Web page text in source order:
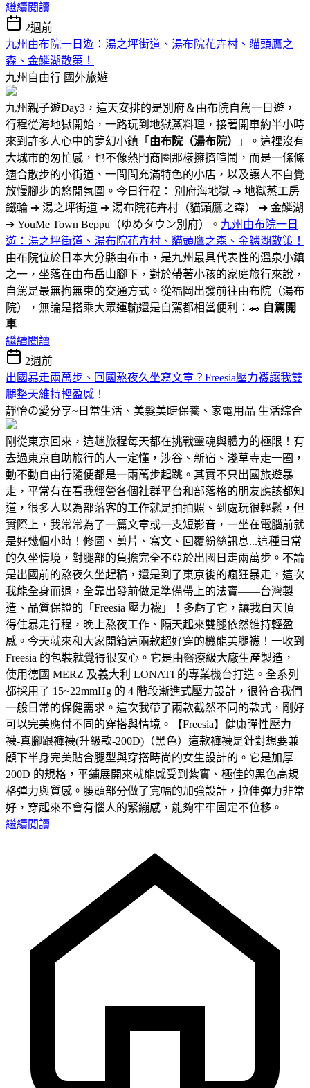
繼續閱讀
2週前
九州由布院一日遊：湯之坪街道、湯布院花卉村、貓頭鷹之
森、金鱗湖散策！
九州自由行 國外旅遊
九州親子遊Day3，這天安排的是別府＆由布院自駕一日遊，
行程從海地獄開始，一路玩到地獄蒸料理，接著開車約半小時
來到許多人心中的夢幻小鎮「 由布院（湯布院）
」。這裡沒有
大城市的匆忙感，也不像熱門商圈那樣擁擠喧鬧，而是一條條
適合散步的小街道、一間間充滿特色的小店，以及讓人不自覺
放慢腳步的悠閒氛圍。今日行程： 別府海地獄 ➔ 地獄蒸工房
鐵輪 ➔ 湯之坪街道 ➔ 湯布院花卉村（貓頭鷹之森） ➔ 金鱗湖
➔ YouMe Town Beppu（ゆめタウン別府）。 九州由布院一日
遊：湯之坪街道、湯布院花卉村、貓頭鷹之森、金鱗湖散策！
由布院位於日本大分縣由布市，是九州最具代表性的溫泉小鎮
之一，坐落在由布岳山腳下，對於帶著小孩的家庭旅行來說，
自駕是最無拘無束的交通方式。從福岡出發前往由布院（湯布
院），無論是搭乘大眾運輸還是自駕都相當便利：🚗 自駕開
車
繼續閱讀
2週前
出國暴走兩萬步、回國熬夜久坐寫文章？Freesia壓力襪讓我雙
腿整天維持輕盈感！
靜怡の愛分享~日常生活、美髮美睫保養、家電用品 生活綜合
剛從東京回來，這趟旅程每天都在挑戰靈魂與體力的極限！有
去過東京自助旅行的人一定懂，涉谷、新宿、淺草寺走一圈，
動不動自由行隨便都是一兩萬步起跳。其實不只出國旅遊暴
走，平常有在看我經營各個社群平台和部落格的朋友應該都知
道，很多人以為部落客的工作就是拍拍照、到處玩很輕鬆，但
實際上，我常常為了一篇文章或一支短影音，一坐在電腦前就
是好幾個小時！修圖、剪片、寫文、回覆紛絲訊息...這種日常
的久坐情境，對腿部的負擔完全不亞於出國日走兩萬步。不論
是出國前的熬夜久坐趕稿，還是到了東京後的瘋狂暴走，這次
我能全身而退，全靠出發前做足準備帶上的法寶——台灣製
造、品質保證的「Freesia 壓力襪」！多虧了它，讓我白天頂
得住暴走行程，晚上熬夜工作、隔天起來雙腿依然維持輕盈
感。今天就來和大家開箱這兩款超好穿的機能美腿襪！一收到
Freesia 的包裝就覺得很安心。它是由醫療級大廠生產製造，
使用德國 MERZ 及義大利 LONATI 的專業機台打造。全系列
都採用了 15~22mmHg 的 4 階段漸進式壓力設計，很符合我們
一般日常的保健需求。這次我帶了兩款截然不同的款式，剛好
可以完美應付不同的穿搭與情境。【Freesia】健康彈性壓力
襪-真腳跟褲襪(升級款-200D)（黑色）這款褲襪是針對想要兼
顧下半身完美貼合腿型與穿搭時尚的女生設計的。它是加厚
200D 的規格，平鋪展開來就能感受到紮實、極佳的黑色高規
格彈力與質感。腰頭部分做了寬幅的加強設計，拉伸彈力非常
好，穿起來不會有惱人的緊繃感，能夠牢牢固定不位移。
繼續閱讀